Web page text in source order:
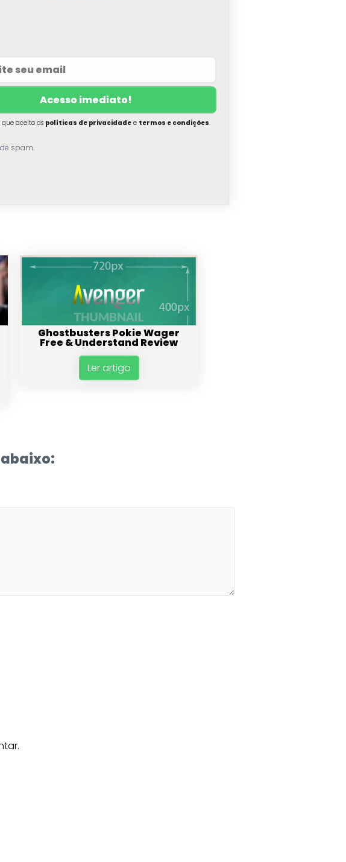
aceito as políticas de privacidadee termos e condições.
spam.
Ghostbusters Pokie Wager
Free & Understand Review
Ler artigo